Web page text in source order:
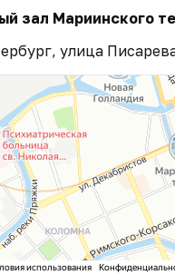
зал Мариинского
улица